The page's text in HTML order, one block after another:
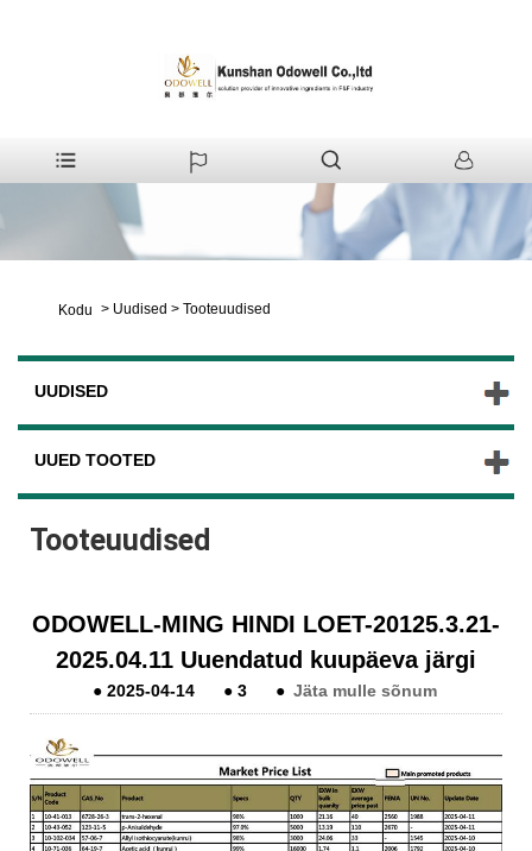
Kodu > Uudised > Tooteuudised
UUDISED
UUED TOOTED
Tooteuudised
ODOWELL-MING HINDI LOET-20125.3.21-
2025.04.11 Uuendatud kuupäeva järgi
● 2025-04-14 ● 3 ● Jäta mulle sõnum